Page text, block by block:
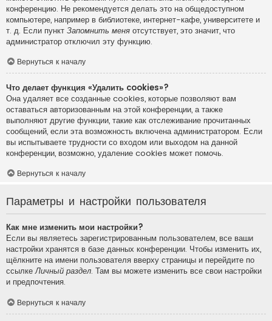
конференцию. Не рекомендуется делать это на общедоступном
компьютере, например в библиотеке, интернет-кафе, университете и
т. д. Если пункт Запомнить меня отсутствует, это значит, что
администратор отключил эту функцию.
Вернуться к началу
Что делает функция «Удалить cookies»?
Она удаляет все созданные cookies, которые позволяют вам
оставаться авторизованным на этой конференции, а также
выполняют другие функции, такие как отслеживание прочитанных
сообщений, если эта возможность включена администратором. Если
вы испытываете трудности со входом или выходом на данной
конференции, возможно, удаление cookies может помочь.
Вернуться к началу
Параметры и настройки пользователя
Как мне изменить мои настройки?
Если вы являетесь зарегистрированным пользователем, все ваши
настройки хранятся в базе данных конференции. Чтобы изменить их,
щёлкните на имени пользователя вверху страницы и перейдите по
ссылкеЛичный раздел. Там вы можете изменить все свои настройки
и предпочтения.
Вернуться к началу